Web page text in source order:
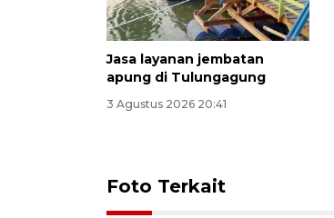
Jasa layanan jembatan
apung di Tulungagung
3 Agustus 2026 20:41
Foto Terkait